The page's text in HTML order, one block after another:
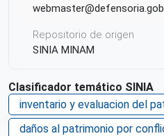
Repositorio de origen
SINIA MINAM
Clasificador temático SINIA
inventario y evaluacion del
daños al patrimonio por